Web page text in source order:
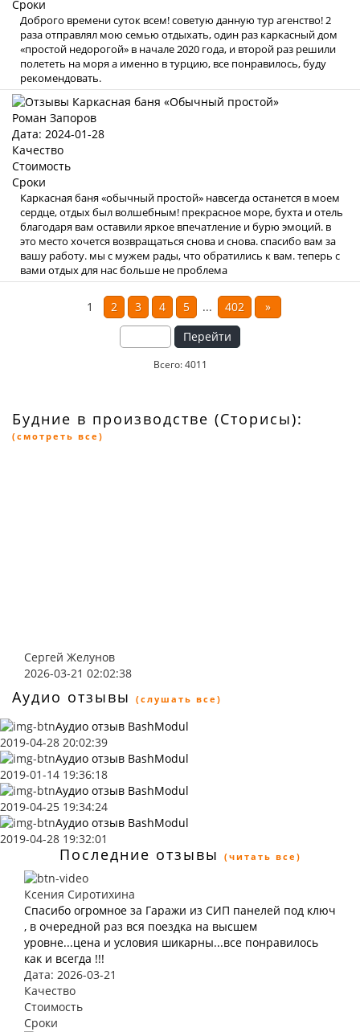
Сроки
Доброго времени суток всем! советую данную тур агенство! 2
раза отправлял мою семью отдыхать, один раз каркасный дом
«простой недорогой» в начале 2020 года, и второй раз решили
полететь на моря а именно в турцию, все понравилось, буду
рекомендовать.
Роман Запоров
Дата: 2024-01-28
Качество
Стоимость
Сроки
Каркасная баня «обычный простой» навсегда останется в моем
сердце, отдых был волшебным! прекрасное море, бухта и отель
благодаря вам оставили яркое впечатление и бурю эмоций. в
это место хочется возвращаться снова и снова. спасибо вам за
вашу работу. мы с мужем рады, что обратились к вам. теперь с
вами отдых для нас больше не проблема
1 2 3 4 5 ... 402
»
Перейти
Всего: 4011
Будние в производстве (Сторисы):
(смотреть все)
Сергей Желунов
2026-03-21 02:02:38
Аудио отзывы (слушать все)
Аудио отзыв BashModul
2019-04-28 20:02:39
Аудио отзыв BashModul
2019-01-14 19:36:18
Аудио отзыв BashModul
2019-04-25 19:34:24
Аудио отзыв BashModul
2019-04-28 19:32:01
Последние отзывы (читать все)
Ксения Сиротихина
Спасибо огромное за Гаражи из СИП панелей под ключ
, в очередной раз вся поездка на высшем
уровне...цена и условия шикарны...все понравилось
как и всегда !!!
Дата: 2026-03-21
Качество
Стоимость
Сроки